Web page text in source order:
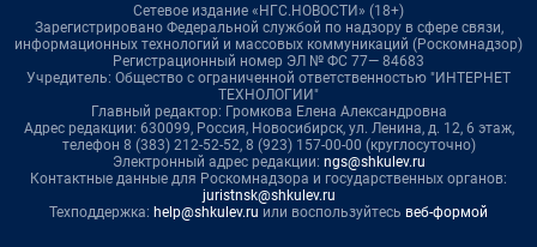
Сетевое издание «НГС.НОВОСТИ» (18+)
Зарегистрировано Федеральной службой по надзору в сфере связи,
информационных технологий и массовых коммуникаций (Роскомнадзор)
Регистрационный номер ЭЛ № ФС 77— 84683
Учредитель: Общество с ограниченной ответственностью "ИНТЕРНЕТ
ТЕХНОЛОГИИ"
Главный редактор: Громкова Елена Александровна
Адрес редакции: 630099, Россия, Новосибирск, ул. Ленина, д. 12, 6 этаж,
телефон 8 (383) 212-52-52, 8 (923) 157-00-00 (круглосуточно)
Электронный адрес редакции: ngs@shkulev.ru
Контактные данные для Роскомнадзора и государственных органов:
juristnsk@shkulev.ru
Техподдержка: help@shkulev.ru или воспользуйтесь веб-формой